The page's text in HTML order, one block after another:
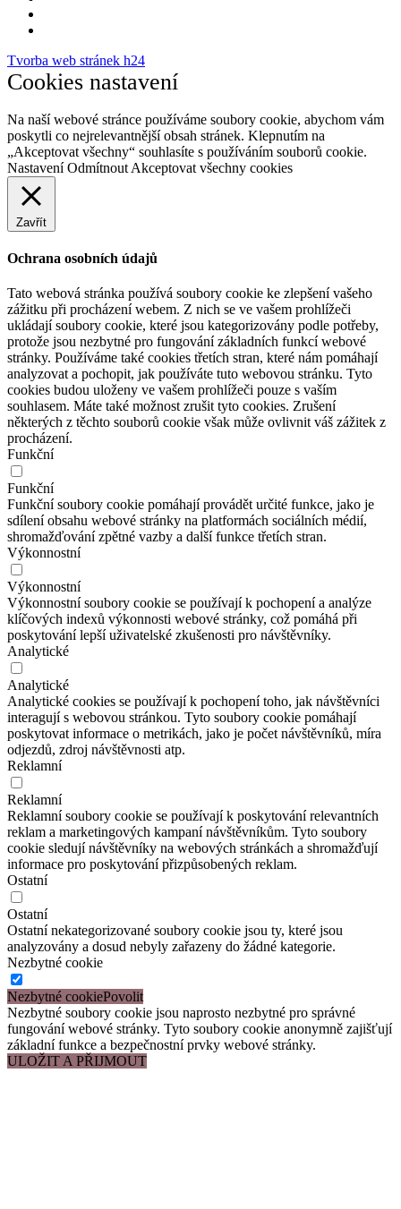
Tvorba web stránek h24
Cookies nastavení
Na naší webové stránce používáme soubory cookie, abychom vám
poskytli co nejrelevantnější obsah stránek. Klepnutím na
„Akceptovat všechny“ souhlasíte s používáním souborů cookie.
Nastavení Odmítnout Akceptovat všechny cookies
Zavřít
Ochrana osobních údajů
Tato webová stránka používá soubory cookie ke zlepšení vašeho
zážitku při procházení webem. Z nich se ve vašem prohlížeči
ukládají soubory cookie, které jsou kategorizovány podle potřeby,
protože jsou nezbytné pro fungování základních funkcí webové
stránky. Používáme také cookies třetích stran, které nám pomáhají
analyzovat a pochopit, jak používáte tuto webovou stránku. Tyto
cookies budou uloženy ve vašem prohlížeči pouze s vaším
souhlasem. Máte také možnost zrušit tyto cookies. Zrušení
některých z těchto souborů cookie však může ovlivnit váš zážitek z
procházení.
Funkční
Funkční
Funkční soubory cookie pomáhají provádět určité funkce, jako je
sdílení obsahu webové stránky na platformách sociálních médií,
shromažďování zpětné vazby a další funkce třetích stran.
Výkonnostní
Výkonnostní
Výkonnostní soubory cookie se používají k pochopení a analýze
klíčových indexů výkonnosti webové stránky, což pomáhá při
poskytování lepší uživatelské zkušenosti pro návštěvníky.
Analytické
Analytické
Analytické cookies se používají k pochopení toho, jak návštěvníci
interagují s webovou stránkou. Tyto soubory cookie pomáhají
poskytovat informace o metrikách, jako je počet návštěvníků, míra
odjezdů, zdroj návštěvnosti atp.
Reklamní
Reklamní
Reklamní soubory cookie se používají k poskytování relevantních
reklam a marketingových kampaní návštěvníkům. Tyto soubory
cookie sledují návštěvníky na webových stránkách a shromažďují
informace pro poskytování přizpůsobených reklam.
Ostatní
Ostatní
Ostatní nekategorizované soubory cookie jsou ty, které jsou
analyzovány a dosud nebyly zařazeny do žádné kategorie.
Nezbytné cookie
Nezbytné cookie
Nezbytné soubory cookie jsou naprosto nezbytné pro správné
fungování webové stránky. Tyto soubory cookie anonymně zajišťují
základní funkce a bezpečnostní prvky webové stránky.
ULOŽIT A PŘIJMOUT